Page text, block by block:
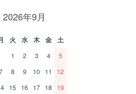
2026年9月
火 水 木 金
土
1
2 3 4
5
8 9 10 11
12
15 16 17 18 19